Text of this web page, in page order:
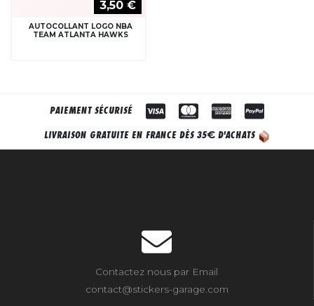
3,50 €
AUTOCOLLANT LOGO NBA
TEAM ATLANTA HAWKS
PAIEMENT SÉCURISÉ
LIVRAISON GRATUITE EN FRANCE DÈS 35€ D'ACHATS
Contactez nous par Email
contact@stickers-garage.com